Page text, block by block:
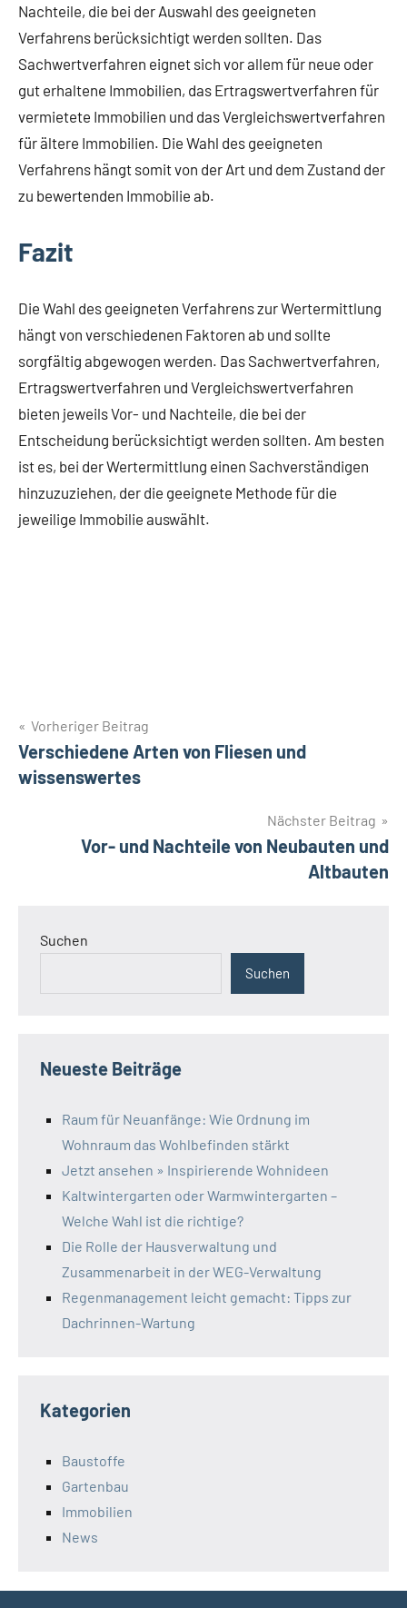
Nachteile, die bei der Auswahl des geeigneten
Verfahrens berücksichtigt werden sollten. Das
Sachwertverfahren eignet sich vor allem für neue oder
gut erhaltene Immobilien, das Ertragswertverfahren für
vermietete Immobilien und das Vergleichswertverfahren
für ältere Immobilien. Die Wahl des geeigneten
Verfahrens hängt somit von der Art und dem Zustand der
zu bewertenden Immobilie ab.
Fazit
Die Wahl des geeigneten Verfahrens zur Wertermittlung
hängt von verschiedenen Faktoren ab und sollte
sorgfältig abgewogen werden. Das Sachwertverfahren,
Ertragswertverfahren und Vergleichswertverfahren
bieten jeweils Vor- und Nachteile, die bei der
Entscheidung berücksichtigt werden sollten. Am besten
ist es, bei der Wertermittlung einen Sachverständigen
hinzuzuziehen, der die geeignete Methode für die
jeweilige Immobilie auswählt.
Beitragsnavigation
Vorheriger Beitrag
Verschiedene Arten von Fliesen und
wissenswertes
Nächster Beitrag
Vor- und Nachteile von Neubauten und
Altbauten
Suchen
Suchen
Neueste Beiträge
Raum für Neuanfänge: Wie Ordnung im
Wohnraum das Wohlbefinden stärkt
Jetzt ansehen » Inspirierende Wohnideen
Kaltwintergarten oder Warmwintergarten –
Welche Wahl ist die richtige?
Die Rolle der Hausverwaltung und
Zusammenarbeit in der WEG-Verwaltung
Regenmanagement leicht gemacht: Tipps zur
Dachrinnen-Wartung
Kategorien
Baustoffe
Gartenbau
Immobilien
News